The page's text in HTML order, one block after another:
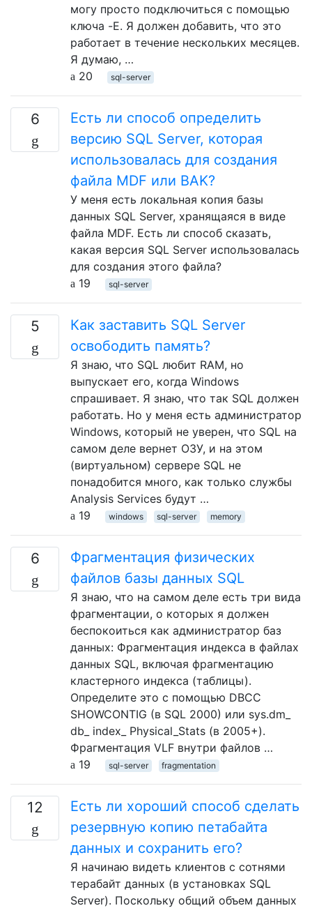
могу просто подключиться с помощью
ключа -E. Я должен добавить, что это
работает в течение нескольких месяцев.
Я думаю, …
20
sql-server
6
Есть ли способ определить
версию SQL Server, которая
использовалась для создания
файла MDF или BAK?
У меня есть локальная копия базы
данных SQL Server, хранящаяся в виде
файла MDF. Есть ли способ сказать,
какая версия SQL Server использовалась
для создания этого файла?
19
sql-server
5
Как заставить SQL Server
освободить память?
Я знаю, что SQL любит RAM, но
выпускает его, когда Windows
спрашивает. Я знаю, что так SQL должен
работать. Но у меня есть администратор
Windows, который не уверен, что SQL на
самом деле вернет ОЗУ, и на этом
(виртуальном) сервере SQL не
понадобится много, как только службы
Analysis Services будут …
19
windows sql-server memory
6
Фрагментация физических
файлов базы данных SQL
Я знаю, что на самом деле есть три вида
фрагментации, о которых я должен
беспокоиться как администратор баз
данных: Фрагментация индекса в файлах
данных SQL, включая фрагментацию
кластерного индекса (таблицы).
Определите это с помощью DBCC
SHOWCONTIG (в SQL 2000) или sys.dm_
db_ index_ Physical_Stats (в 2005+).
Фрагментация VLF внутри файлов …
19
sql-server fragmentation
12
Есть ли хороший способ сделать
резервную копию петабайта
данных и сохранить его?
Я начинаю видеть клиентов с сотнями
терабайт данных (в установках SQL
Server). Поскольку общий объем данных